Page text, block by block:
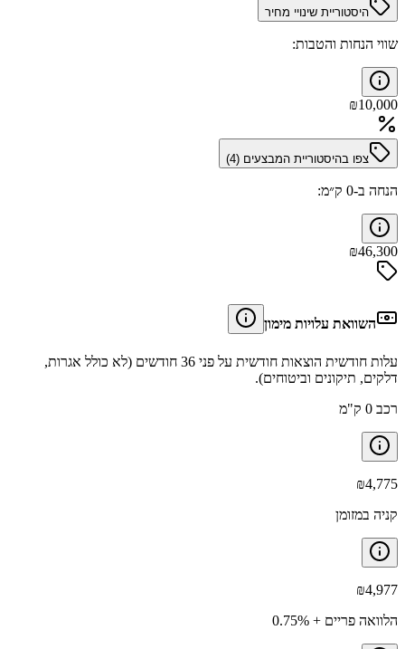
היסטוריית שינויי מחיר
שווי הנחות והטבות:
₪10,000
צפו בהיסטוריית המבצעים (4
)
הנחה ב-0 ק״מ:
₪46,300
השוואת עלויות מימון
עלות חודשית הוצאות חודשית על פני 36 חודשים (לא כולל אגרות,
דלקים, תיקונים וביטוחים).
רכב 0 ק"מ
₪4,775
קניה במזומן
₪4,977
הלוואה פריים + 0.75%